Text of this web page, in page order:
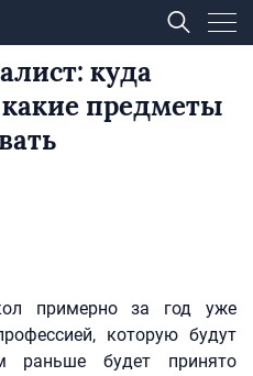
куда
предметы
примерно за год уже
которую будут
раньше будет принято